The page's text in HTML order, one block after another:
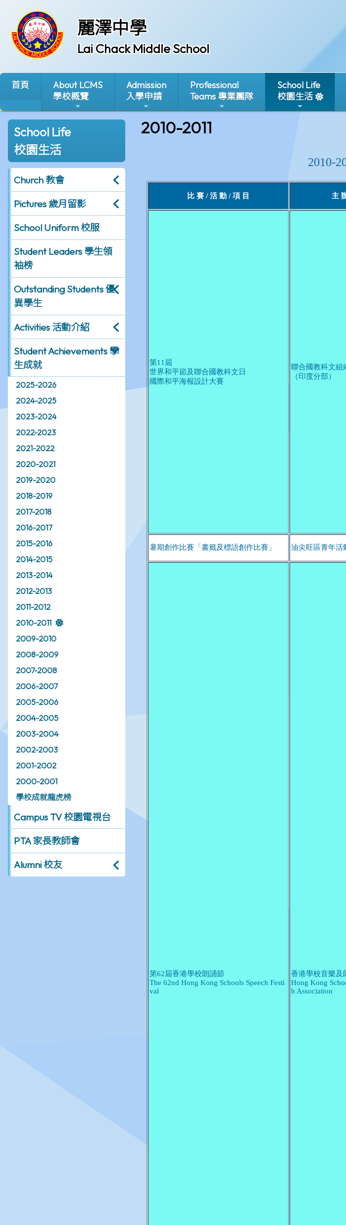
麗澤中學
Lai Chack Middle School
首頁
About LCMS
學校概覽
Admission
入學申請
Professional
Teams 專業團隊
School Life
校園生活
School Life
校園生活
Church 教會
Pictures 歲月留影
School Uniform 校服
Student Leaders 學生領
袖榜
Outstanding Students 優
異學生
Activities 活動介紹
Student Achievements 學
生成就
2025-2026
2024-2025
2023-2024
2022-2023
2021-2022
2020-2021
2019-2020
2018-2019
2017-2018
2016-2017
2015-2016
2014-2015
2013-2014
2012-2013
2011-2012
2010-2011
2009-2010
2008-2009
2007-2008
2006-2007
2005-2006
2004-2005
2003-2004
2002-2003
2001-2002
2000-2001
學校成就龍虎榜
Campus TV 校園電視台
PTA 家長教師會
Alumni 校友
2010-2011